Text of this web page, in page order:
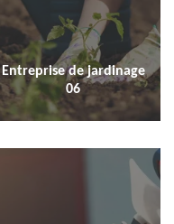
Entreprise de jardinage
06